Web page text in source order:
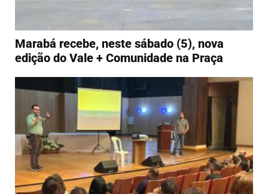
Marabá recebe, neste sábado (5), nova
edição do Vale + Comunidade na Praça